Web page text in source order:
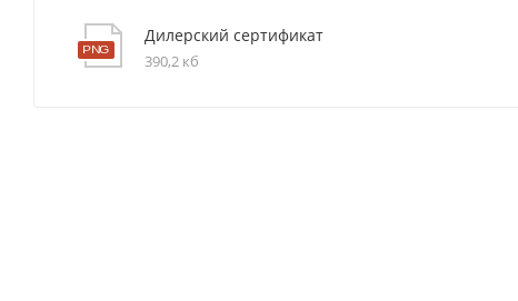
Дилерский сертификат
390,2 кб